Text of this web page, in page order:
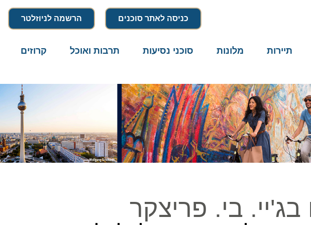
כניסה לאתר סוכנים הרשמה לניוזלטר
תיירות מלונות סוכני נסיעות תרבות ואוכל קרוזים
בי. פריצקר